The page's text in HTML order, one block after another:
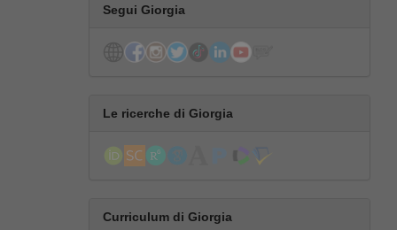
Segui Giorgia
Le ricerche di Giorgia
Curriculum di Giorgia